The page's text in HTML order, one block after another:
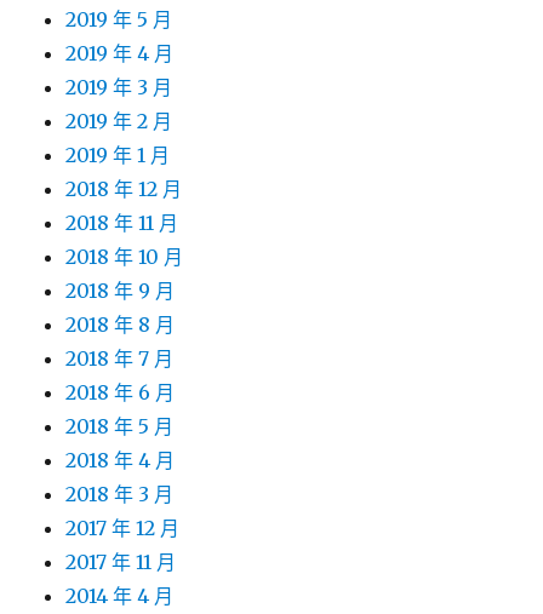
2019 年 5 月
2019 年 4 月
2019 年 3 月
2019 年 2 月
2019 年 1 月
2018 年 12 月
2018 年 11 月
2018 年 10 月
2018 年 9 月
2018 年 8 月
2018 年 7 月
2018 年 6 月
2018 年 5 月
2018 年 4 月
2018 年 3 月
2017 年 12 月
2017 年 11 月
2014 年 4 月